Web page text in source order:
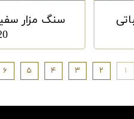
سنگ مزار
۱ ۲ ۳ ۴ ۵ ۶